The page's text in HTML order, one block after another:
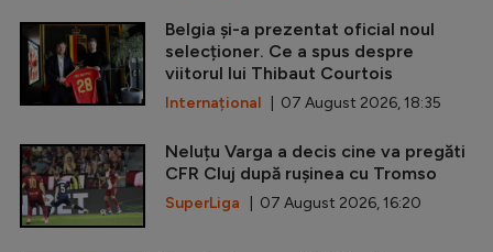
Belgia și-a prezentat oficial noul
selecționer. Ce a spus despre
viitorul lui Thibaut Courtois
Internațional | 07 August 2026, 18:35
Neluțu Varga a decis cine va pregăti
CFR Cluj după rușinea cu Tromso
SuperLiga | 07 August 2026, 16:20